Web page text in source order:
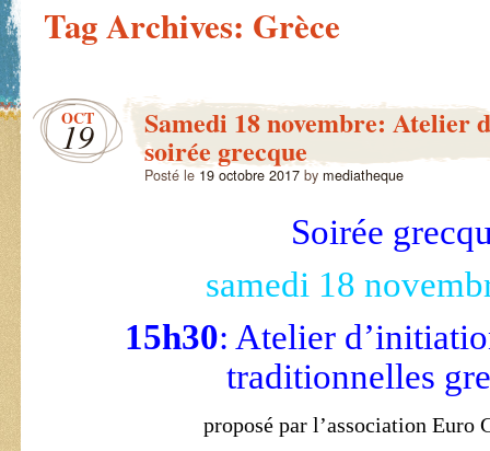
Tag Archives: Grèce
OCT
19 Samedi 18 novembre: Atelier
soirée grecque
Posté le 19 octobre 2017 by mediatheque
Soirée
samedi 18
15h30: Atelier
traditionnelles
proposé par l’association Euro